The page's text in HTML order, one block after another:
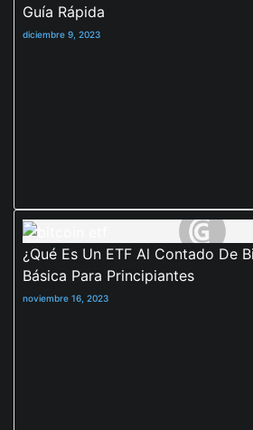
Guía Rápida
diciembre 9, 2023
¿Qué Es Un ETF Al Contado De
Básica Para Principiantes
noviembre 16, 2023